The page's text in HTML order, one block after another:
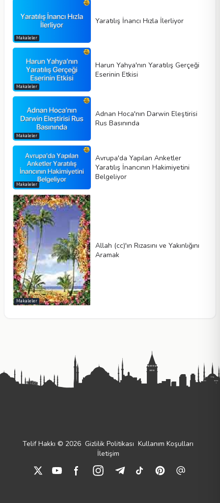
Makaleler
Yaratılış İnancı Hızla İlerliyor
Makaleler
Harun Yahya'nın Yaratılış Gerçeği
Eserinin Etkisi
Makaleler
Adnan Hoca'nın Darwin Eleştirisi
Rus Basınında
Makaleler
Avrupa'da Yapılan Anketler
Yaratılış İnancının Hakimiyetini
Belgeliyor
Makaleler
Allah (cc)'ın Rızasını ve Yakınlığını
Aramak
Telif Hakkı © 2026 Gizlilik Politikası Kullanım Koşulları
İletişim